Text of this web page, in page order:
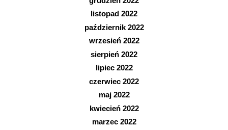
listopad 2022
październik 2022
wrzesień 2022
sierpień 2022
lipiec 2022
czerwiec 2022
maj 2022
kwiecień 2022
marzec 2022